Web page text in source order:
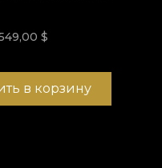
$
в корзину